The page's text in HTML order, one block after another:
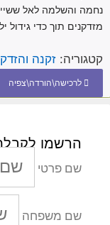
נחמה והשלמה לאל
מזדקנים תוך כדי גידול
קטגוריה: זקנה
לרכישה\הורדה\צפיה
הרשמו
שם פרטי
שם משפחה